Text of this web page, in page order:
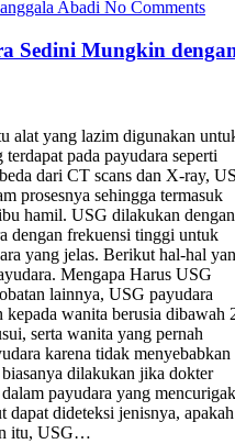
Abadi No Comments
Sedini Mungkin
alat yang lazim digunakan
pada payudara seperti
dari CT scans dan X-ray,
prosesnya sehingga termasuk
hamil. USG dilakukan dengan
dengan frekuensi tinggi untuk
yang jelas. Berikut hal-hal
Mengapa Harus USG
lainnya, USG payudara
wanita berusia dibawah
serta wanita yang pernah
karena tidak menyebabkan
dilakukan jika dokter
payudara yang
dapat dideteksi jenisnya, apakah
itu, USG…